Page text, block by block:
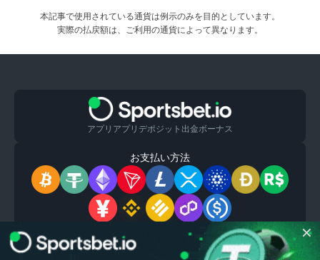
本記事で使用されている通貨は例示のみを目的としています。
実際の払戻額は、ご利用の通貨によって異なります。
アプリ アプリ デポジット 出金ボーナス
お支払い方法
✕